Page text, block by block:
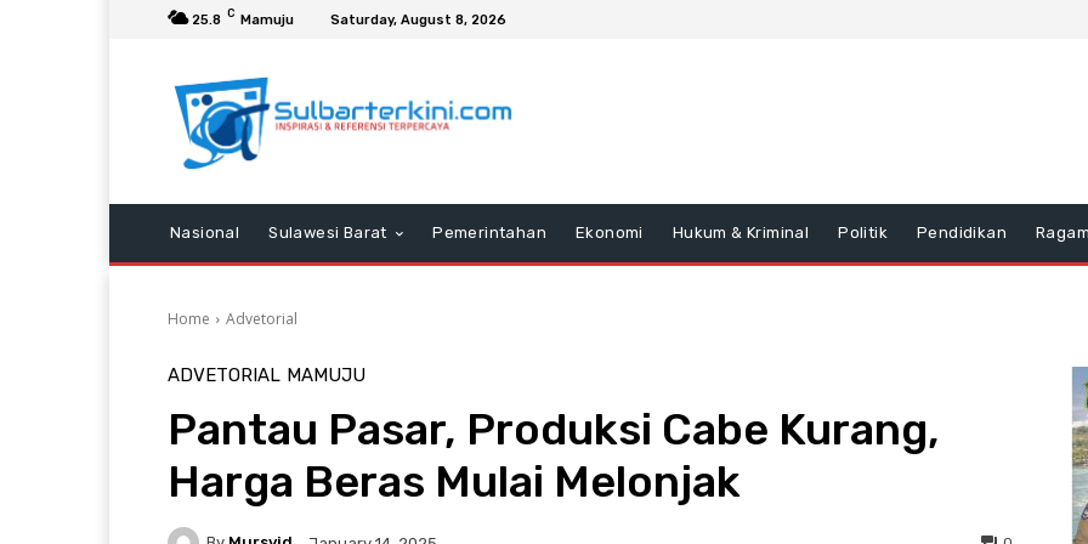
25.8 C Mamuju Saturday, August 8, 2026
Nasional Sulawesi Barat Pemerintahan Ekonomi Hukum & Kriminal Politik Pendidikan
Home Advetorial
ADVETORIAL MAMUJU
Pantau Pasar, Produksi Cabe Kurang,
Harga Beras Mulai Melonjak